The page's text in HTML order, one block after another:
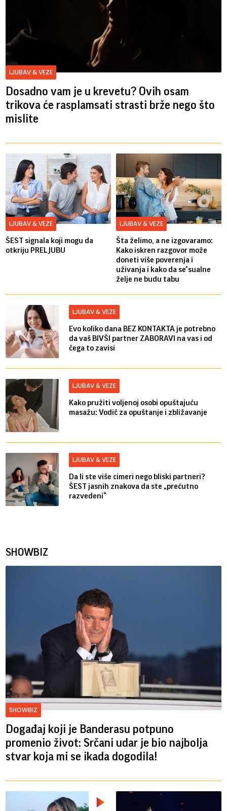
LJUBAV & VEZE
Dosadno vam je u krevetu? Ovih osam
trikova će rasplamsati strasti brže nego što
mislite
LJUBAV & VEZE
ŠEST signala koji mogu da
otkriju PRELJUBU
LJUBAV & VEZE
Šta želimo, a ne izgovaramo:
Kako iskren razgovor može
doneti više poverenja i
uživanja i kako da se*sualne
želje ne budu tabu
LJUBAV & VEZE
Evo koliko dana BEZ KONTAKTA je potrebno
da vaš BIVŠI partner ZABORAVI na vas i od
čega to zavisi
LJUBAV & VEZE
Kako pružiti voljenoj osobi opuštajuću
masažu: Vodič za opuštanje i zbližavanje
LJUBAV & VEZE
Da li ste više cimeri nego bliski partneri?
ŠEST jasnih znakova da ste „prećutno
razvedeni“
SHOWBIZ
SHOWBIZ
Događaj koji je Banderasu potpuno
promenio život: Srčani udar je bio najbolja
stvar koja mi se ikada dogodila!